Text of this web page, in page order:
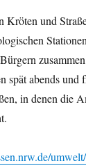
und
abends und
in denen die